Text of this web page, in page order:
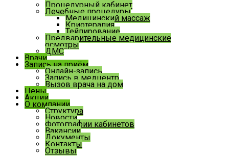
Процедурный кабинет
Лечебные процедуры
Медицинский массаж
Криотерапия
Тейпирование
Предварительные медицинские
осмотры
ДМС
Врачи
Запись на приём
Онлайн-запись
Запись в медцентр
Вызов врача на дом
Цены
Акции
О компании
Структура
Новости
Фотографии кабинетов
Вакансии
Документы
Контакты
Отзывы